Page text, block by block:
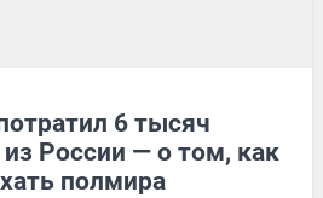
6 тысяч
из России — о том, как
полмира